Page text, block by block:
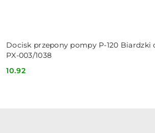
Docisk przepony pompy P-120 Biardzki
PX-003/1038
Cena:
10.92